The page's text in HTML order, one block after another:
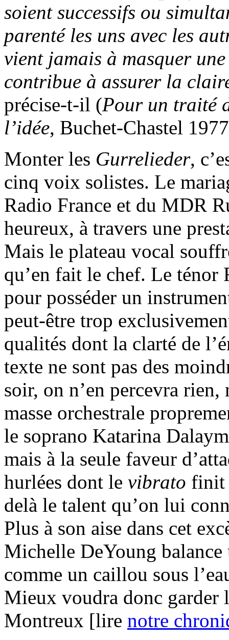
soient successifs ou
parenté les uns avec les
vient jamais à masquer
contribue à assurer la
précise-t-il (Pour un traité
l’idée, Buchet-Chastel
Monter les Gurrelieder,
cinq voix solistes. Le
Radio France et du MDR
heureux, à travers une
Mais le plateau vocal
qu’en fait le chef. Le ténor
pour posséder un
peut-être trop
qualités dont la clarté de
texte ne sont pas des
soir, on n’en percevra
masse orchestrale
le soprano Katarina
mais à la seule faveur
hurlées dont le vibrato finit
delà le talent qu’on lui
Plus à son aise dans cet
Michelle DeYoung
comme un caillou sous
Mieux voudra donc garder
Montreux [lire notre